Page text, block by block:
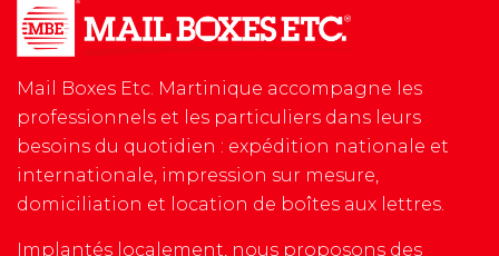
Mail Boxes Etc. Martinique accompagne les
professionnels et les particuliers dans leurs
besoins du quotidien : expédition nationale et
internationale, impression sur mesure,
domiciliation et location de boîtes aux lettres.
Implantés localement, nous proposons des